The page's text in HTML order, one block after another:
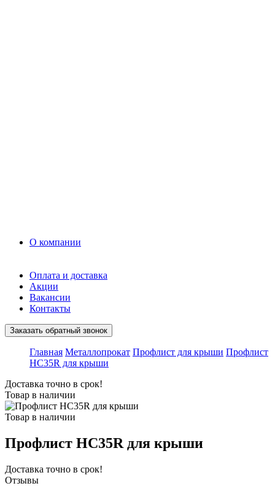
О компании
Оплата и доставка
Акции
Вакансии
Контакты
Заказать обратный звонок
Главная Металлопрокат Профлист для крыши Профлист
HC35R для крыши
Доставка точно в срок!
Товар в наличии
Товар в наличии
Профлист HC35R для крыши
Доставка точно в срок!
Отзывы